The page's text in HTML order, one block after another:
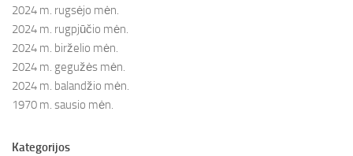
2024 m. rugsėjo mėn.
2024 m. rugpjūčio mėn.
2024 m. birželio mėn.
2024 m. gegužės mėn.
2024 m. balandžio mėn.
1970 m. sausio mėn.
Kategorijos